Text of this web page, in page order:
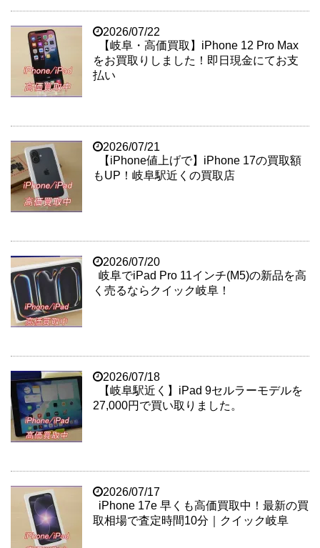
2026/07/22
【岐阜・高価買取】iPhone 12 Pro Max
をお買取りしました！即日現金にてお支
払い
2026/07/21
【iPhone値上げで】iPhone 17の買取額
もUP！岐阜駅近くの買取店
2026/07/20
岐阜でiPad Pro 11インチ(M5)の新品を高
く売るならクイック岐阜！
2026/07/18
【岐阜駅近く】iPad 9セルラーモデルを
27,000円で買い取りました。
2026/07/17
iPhone 17e 早くも高価買取中！最新の買
取相場で査定時間10分｜クイック岐阜